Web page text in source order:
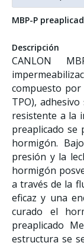
MBP-P
Descripción
CANLON
compuesto por
TPO),
resistente a la
preaplicado se
hormigón.
presión y la
hormigón
a través de la
eficaz y una
curado el
preaplicado
estructura se